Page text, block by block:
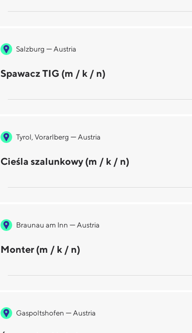
Salzburg —Austria
Spawacz TIG (m / k / n)
Tyrol, Vorarlberg —Austria
Cieśla szalunkowy (m / k / n)
Braunau am Inn —Austria
Monter (m / k / n)
Gaspoltshofen —Austria